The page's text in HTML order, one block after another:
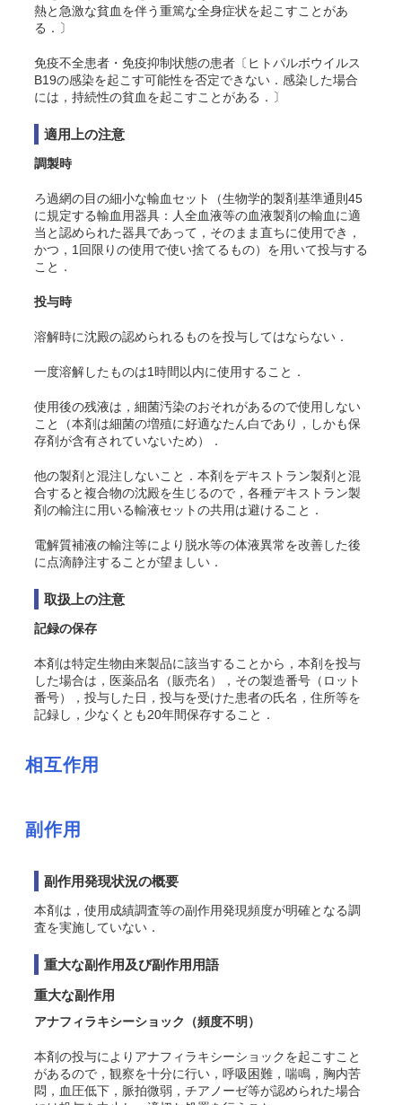
熱と急激な貧血を伴う重篤な全身症状を起こすことがあ
る．〕
免疫不全患者・免疫抑制状態の患者〔ヒトパルボウイルス
B19の感染を起こす可能性を否定できない．感染した場合
には，持続性の貧血を起こすことがある．〕
適用上の注意
調製時
ろ過網の目の細小な輸血セット（生物学的製剤基準通則45
に規定する輸血用器具：人全血液等の血液製剤の輸血に適
当と認められた器具であって，そのまま直ちに使用でき，
かつ，1回限りの使用で使い捨てるもの）を用いて投与する
こと．
投与時
溶解時に沈殿の認められるものを投与してはならない．
一度溶解したものは1時間以内に使用すること．
使用後の残液は，細菌汚染のおそれがあるので使用しない
こと（本剤は細菌の増殖に好適なたん白であり，しかも保
存剤が含有されていないため）．
他の製剤と混注しないこと．本剤をデキストラン製剤と混
合すると複合物の沈殿を生じるので，各種デキストラン製
剤の輸注に用いる輸液セットの共用は避けること．
電解質補液の輸注等により脱水等の体液異常を改善した後
に点滴静注することが望ましい．
取扱上の注意
記録の保存
本剤は特定生物由来製品に該当することから，本剤を投与
した場合は，医薬品名（販売名），その製造番号（ロット
番号），投与した日，投与を受けた患者の氏名，住所等を
記録し，少なくとも20年間保存すること．
相互作用
副作用
副作用発現状況の概要
本剤は，使用成績調査等の副作用発現頻度が明確となる調
査を実施していない．
重大な副作用及び副作用用語
重大な副作用
アナフィラキシーショック （頻度不明）
本剤の投与によりアナフィラキシーショックを起こすこと
があるので，観察を十分に行い，呼吸困難，喘鳴，胸内苦
悶，血圧低下，脈拍微弱，チアノーゼ等が認められた場合